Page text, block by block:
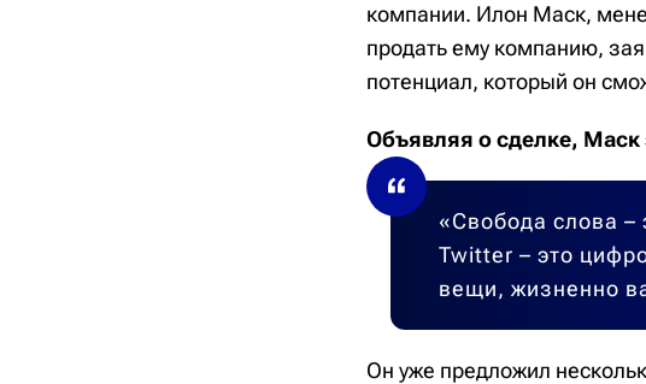
компании. Илон Маск,
продать ему компанию,
потенциал, который он
Объявляя о сделке, Маск
«Свобода слова –
Twitter – это
вещи, жизненно
Он уже предложил